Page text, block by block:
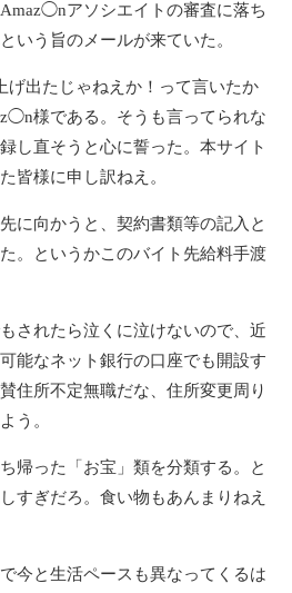
アソシエイトの審査に落ち
いう旨のメールが来ていた。
げ出たじゃねえか！って言いたか
様である。そうも言ってられな
し直そうと心に誓った。本サイト
皆様に申し訳ねえ。
に向かうと、契約書類等の記入と
。というかこのバイト先給料手渡
されたら泣くに泣けないので、近
能なネット銀行の口座でも開設す
住所不定無職だな、住所変更周り
う。
帰った「お宝」類を分類する。と
すぎだろ。食い物もあんまりねえ
今と生活ペースも異なってくるは